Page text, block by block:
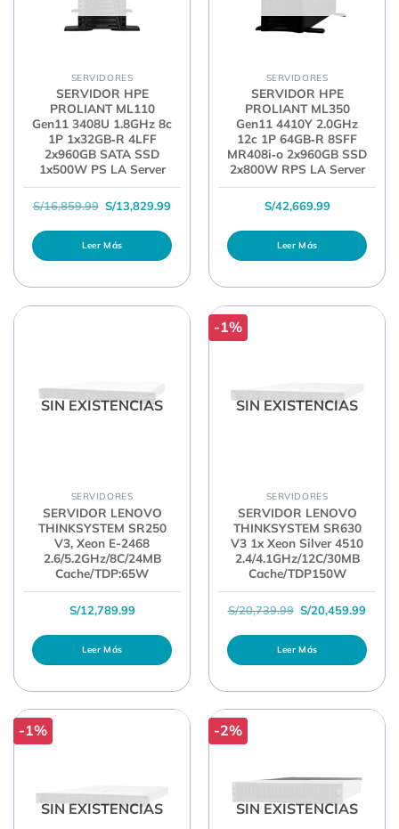
SERVIDORES
SERVIDOR HPE
PROLIANT ML110
Gen11 3408U 1.8GHz 8c
1P 1x32GB‑R 4LFF
2x960GB SATA SSD
1x500W PS LA Server
S/16,859.99 El precio original era: S/16,859.99.
S/13,829.99El precio actual es: S/13,829.99.
Leer Más
SERVIDORES
SERVIDOR HPE
PROLIANT ML350
Gen11 4410Y 2.0GHz
12c 1P 64GB‑R 8SFF
MR408i‑o 2x960GB SSD
2x800W RPS LA Server
S/42,669.99
Leer Más
SIN EXISTENCIAS
SERVIDORES
SERVIDOR LENOVO
THINKSYSTEM SR250
V3, Xeon E-2468
2.6/5.2GHz/8C/24MB
Cache/TDP:65W
S/12,789.99
Leer Más
-1%
SIN EXISTENCIAS
SERVIDORES
SERVIDOR LENOVO
THINKSYSTEM SR630
V3 1x Xeon Silver 4510
2.4/4.1GHz/12C/30MB
Cache/TDP150W
S/20,739.99 El precio original
S/20,459.99El
Leer Más
-1%
SIN EXISTENCIAS
-2%
SIN EXISTENCIAS